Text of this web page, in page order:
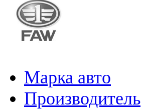
Марка авто
Производитель